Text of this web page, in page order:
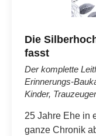
Die
fasst
Der komplette
Erinnerungs-
Kinder,
25 Jahre Ehe in
ganze Chronik